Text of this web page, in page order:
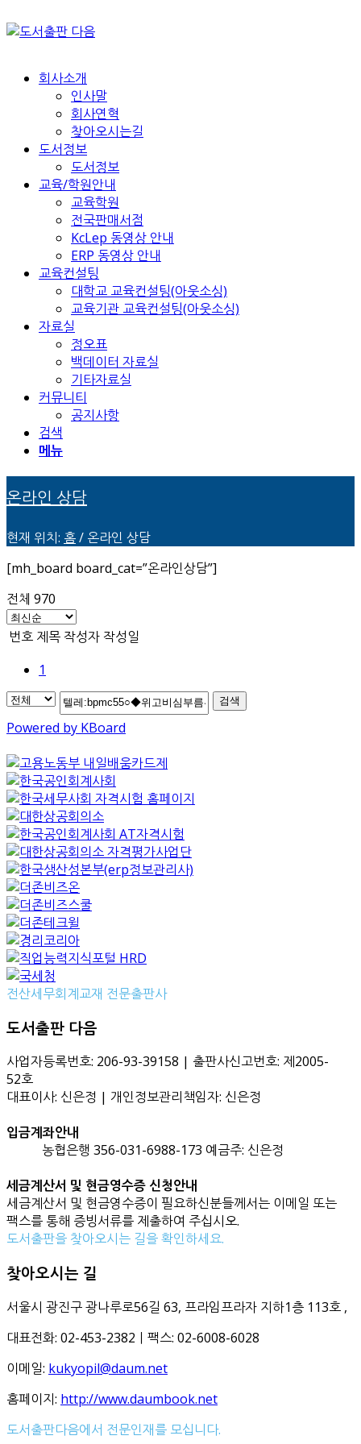
회사소개
인사말
회사연혁
찾아오시는길
도서정보
도서정보
교육/학원안내
교육학원
전국판매서점
KcLep 동영상 안내
ERP 동영상 안내
교육컨설팅
대학교 교육컨설팅(아웃소싱)
교육기관 교육컨설팅(아웃소싱)
자료실
정오표
백데이터 자료실
기타자료실
커뮤니티
공지사항
검색
메뉴
온라인 상담
현재 위치: 홈/ 온라인 상담
[mh_board board_cat=”온라인상담”]
전체 970
번호 제목 작성자 작성일
1
검색
Powered by KBoard
전산세무회계교재 전문출판사
도서출판 다음
사업자등록번호: 206-93-39158 | 출판사신고번호: 제2005-
52호
대표이사: 신은정 | 개인정보관리책임자: 신은정
입금계좌안내
농협은행 356-031-6988-173 예금주: 신은정
세금계산서 및 현금영수증 신청안내
세금계산서 및 현금영수증이 필요하신분들께서는 이메일 또는
팩스를 통해 증빙서류를 제출하여 주십시오.
도서출판을 찾아오시는 길을 확인하세요.
찾아오시는 길
서울시 광진구 광나루로56길 63, 프라임프라자 지하1층 113호 ,
대표전화: 02-453-2382ㅣ팩스: 02-6008-6028
이메일: kukyopil@daum.net
홈페이지: http://www.daumbook.net
도서출판다음에서 전문인재를 모십니다.